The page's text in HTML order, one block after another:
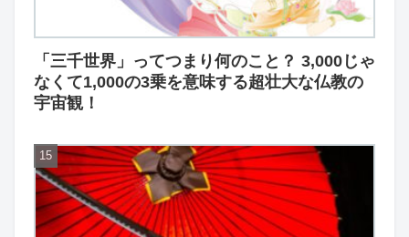
「三千世界」ってつまり何のこと？ 3,000じゃ
なくて1,000の3乗を意味する超壮大な仏教の
宇宙観！